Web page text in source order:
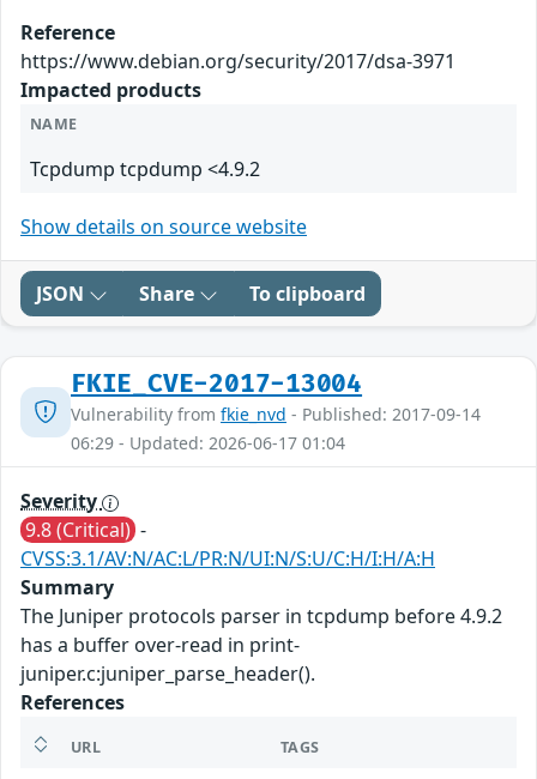
Reference
https://www.debian.org/security/2017/dsa-3971
Impacted products
NAME
Tcpdump tcpdump <4.9.2
Show details on source website
JSON Share To clipboard
FKIE_CVE-2017-13004
Vulnerability from fkie_nvd - Published: 2017-09-14
06:29 - Updated: 2026-06-17 01:04
Severity
9.8 (Critical) -
CVSS:3.1/AV:N/AC:L/PR:N/UI:N/S:U/C:H/I:H/A:H
Summary
The Juniper protocols parser in tcpdump before 4.9.2
has a buffer over-read in print-
juniper.c:juniper_parse_header().
References
URL TAGS